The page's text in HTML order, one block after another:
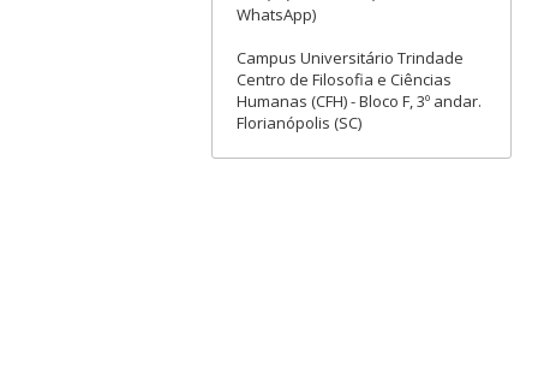
WhatsApp)
Campus Universitário Trindade
Centro de Filosofia e Ciências
Humanas (CFH) - Bloco F, 3º andar.
Florianópolis (SC)